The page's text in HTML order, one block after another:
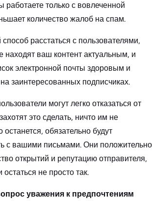
работаете только с вовлеченной
количество жалоб на спам.
расстаться с пользователями,
находят ваш контент актуальным, и
электронной почты здоровым и
заинтересованных подписчиках.
могут легко отказаться от
это сделать, ничто им не
обязательно будут
с вашими письмами. Они положительно
открытий и репутацию отправителя,
не просто так.
уважения к предпочтениям